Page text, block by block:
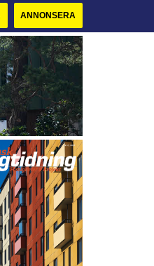
ANNONSERA